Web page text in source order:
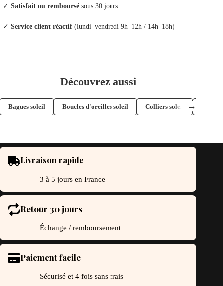
✓ Satisfait ou remboursé sous 30 jours
✓ Service client réactif (lundi–vendredi 9h–12h / 14h–18h)
Découvrez aussi
Bagues soleil Boucles d'oreilles soleil Colliers soleil →
Livraison rapide
3 à 5 jours en France
Retour 30 jours
Échange / remboursement
Paiement facile
Sécurisé et 4 fois sans frais